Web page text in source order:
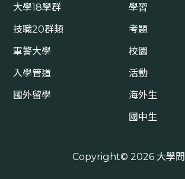
大學18學群
技職20群類
軍警大學
入學管道
國外留學
學習
考題
校園
活動
海外生
國中生
Copyright© 2026 大學問